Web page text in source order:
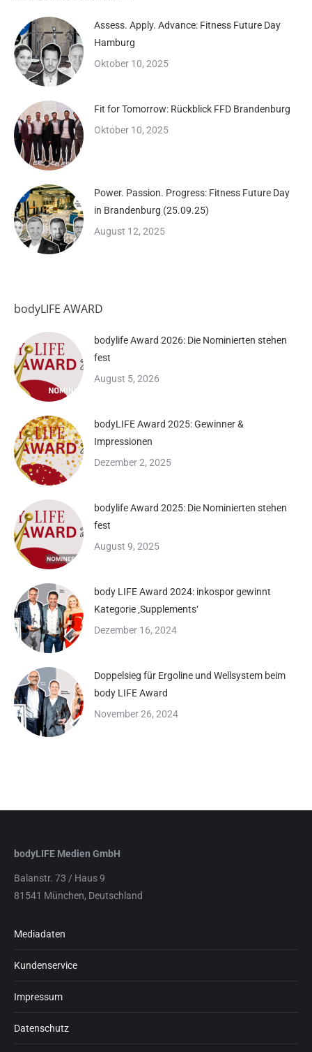
Assess. Apply. Advance: Fitness Future Day
Hamburg
Oktober 10, 2025
Fit for Tomorrow: Rückblick FFD Brandenburg
Oktober 10, 2025
Power. Passion. Progress: Fitness Future Day
in Brandenburg (25.09.25)
August 12, 2025
bodyLIFE AWARD
bodylife Award 2026: Die Nominierten stehen
fest
August 5, 2026
bodyLIFE Award 2025: Gewinner &
Impressionen
Dezember 2, 2025
bodylife Award 2025: Die Nominierten stehen
fest
August 9, 2025
body LIFE Award 2024: inkospor gewinnt
Kategorie ‚Supplements‘
Dezember 16, 2024
Doppelsieg für Ergoline und Wellsystem beim
body LIFE Award
November 26, 2024
bodyLIFE Medien GmbH
Balanstr. 73 / Haus 9
81541 München, Deutschland
Mediadaten
Kundenservice
Impressum
Datenschutz